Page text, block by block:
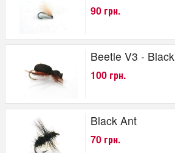
90 грн.
Beetle V3 - Black
100 грн.
Black Ant
70 грн.